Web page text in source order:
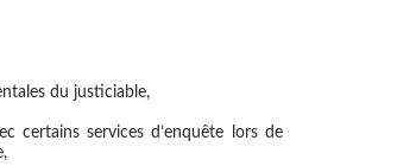
du justiciable,
certains services d’enquête lors de